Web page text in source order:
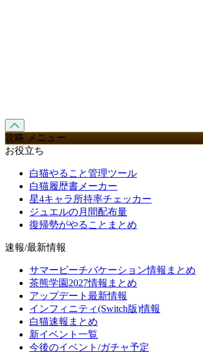
攻略 メニュー
お役立ち
白猫やること管理ツール
白猫履歴書メーカー
星4キャラ所持率チェッカー
ジュエルの月間配布量
復帰勢がやることまとめ
速報/最新情報
サマービーチバケーション情報まとめ
茶熊学園2027情報まとめ
アップデート最新情報
インフィニティ(Switch版)情報
白猫速報まとめ
新イベント一覧
今後のイベント/ガチャ予定